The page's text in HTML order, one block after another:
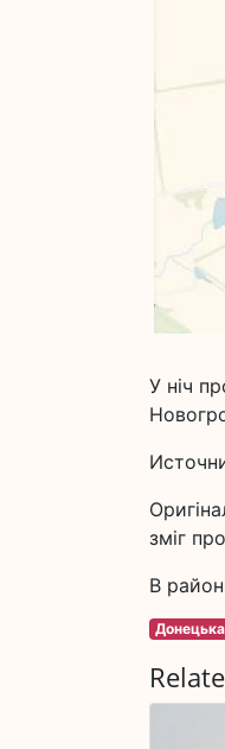
У ніч
зміг
В